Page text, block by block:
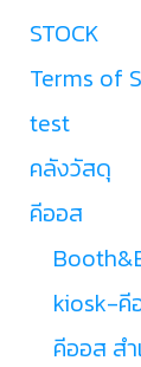
STOCK
Terms of
test
คลังวัสดุ
คีออส
kiosk-คี
คีออส ส